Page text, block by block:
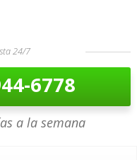
24/7
6778
a la semana